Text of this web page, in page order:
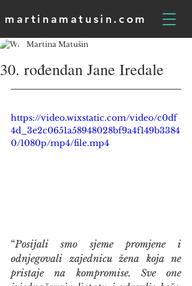
martinamatusin.com
30. rođendan Jane Iredale
Martina Matušin
https://video.wixstatic.com/video/c0df
4d_3e2c0651a58948028bf9a4f149b3384
0/1080p/mp4/file.mp4
“Posijali smo sjeme promjene i
odnjegovali zajednicu žena koja ne
pristaje na kompromise. Sve one